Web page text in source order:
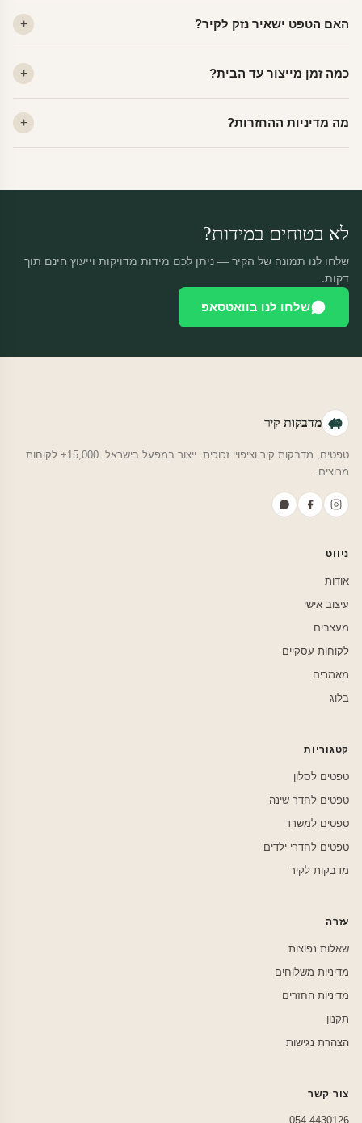
פרמיום. קנבס — בד אמנותי יוקרתי, מט.
האם הטפט ישאיר נזק לקיר?
מתאים לקיר מטויח, גבס, קרמיקה וזכוכית.
כמה זמן מייצור עד הבית?
יוצאות באותו יום.
מה מדיניות ההחזרות?
לא בטוחים במידות?
שלחו לנו תמונה של הקיר — ניתן לכם מידות מדויקות וייעוץ חינם תוך
דקות.
שלחו לנו בוואטסאפ
מדבקות קיר
טפטים, מדבקות קיר וציפויי זכוכית. ייצור במפעל בישראל. 15,000+ לקוחות
מרוצים.
ניווט
אודות
עיצוב אישי
מעצבים
לקוחות עסקיים
מאמרים
בלוג
קטגוריות
טפטים לסלון
טפטים לחדר שינה
טפטים למשרד
טפטים לחדרי ילדים
מדבקות לקיר
עזרה
שאלות נפוצות
מדיניות משלוחים
מדיניות החזרים
תקנון
הצהרת נגישות
צור קשר
054-4430126